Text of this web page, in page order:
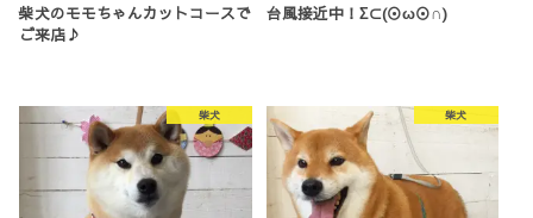
柴犬のモモちゃんカットコースで
ご来店♪
台風接近中！Σ⊂(☉ω☉∩)
柴犬 柴犬